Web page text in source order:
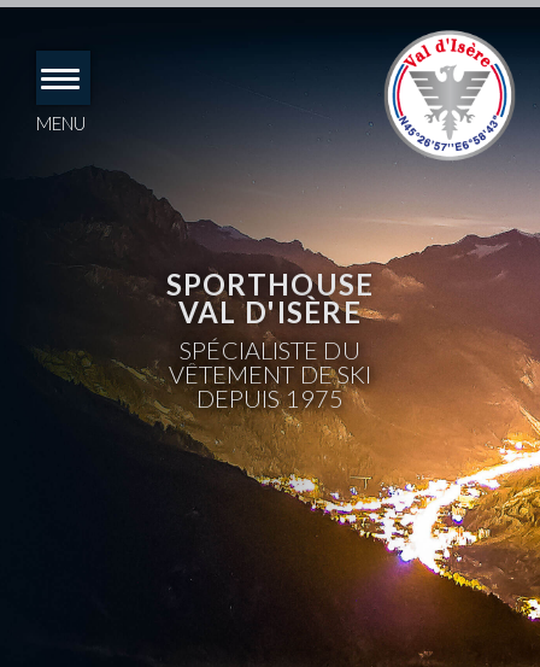
directement
contenu
MENU
SPORTHOUSE
VAL D'ISÈRE
SPÉCIALISTE DU
VÊTEMENT DE SKI
DEPUIS 1975